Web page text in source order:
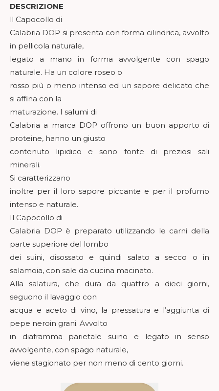
DESCRIZIONE
ll Capocollo di
Calabria DOP si presenta con forma cilindrica, avvolto
in pellicola naturale,
legato a mano in forma avvolgente con spago
naturale. Ha un colore roseo o
rosso più o meno intenso ed un sapore delicato che
si affina con la
maturazione. I salumi di
Calabria a marca DOP offrono un buon apporto di
proteine, hanno un giusto
contenuto lipidico e sono fonte di preziosi sali
minerali.
Si caratterizzano
inoltre per il loro sapore piccante e per il profumo
intenso e naturale.
Il Capocollo di
Calabria DOP è preparato utilizzando le carni della
parte superiore del lombo
dei suini, disossato e quindi salato a secco o in
salamoia, con sale da cucina macinato.
Alla salatura, che dura da quattro a dieci giorni,
seguono il lavaggio con
acqua e aceto di vino, la pressatura e l’aggiunta di
pepe neroin grani. Avvolto
in diaframma parietale suino e legato in senso
avvolgente, con spago naturale,
viene stagionato per non meno di cento giorni.